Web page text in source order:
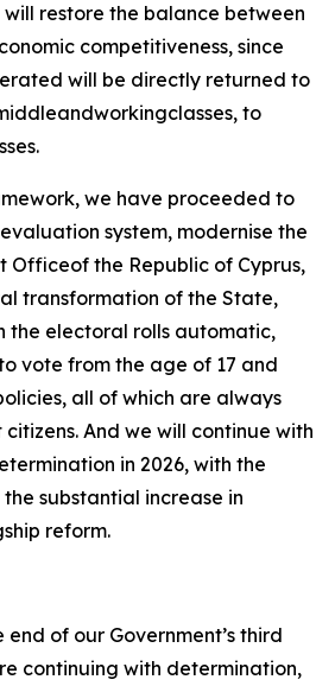
restore the balance between
competitiveness, since
will be directly returned to
to
we have proceeded to
system, modernise the
the Republic of Cyprus,
transformation of the State,
the electoral rolls automatic,
vote from the age of 17 and
all of which are always
And we will continue with
in 2026, with the
substantial increase in
reform.
of our Government’s third
continuing with determination,